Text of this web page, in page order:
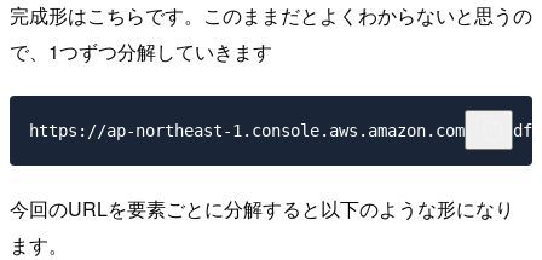
完成形はこちらです。このままだとよくわからないと思うの
で、1つずつ分解していきます
今回のURLを要素ごとに分解すると以下のような形になり
ます。